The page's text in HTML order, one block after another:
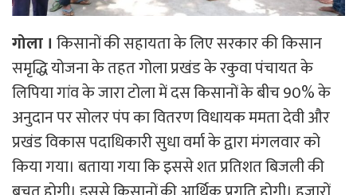
गोला । किसानों की सहायता के लिए सरकार की किसान
समृद्धि योजना के तहत गोला प्रखंड के रकुवा पंचायत के
लिपिया गांव के जारा टोला में दस किसानों के बीच 90% के
अनुदान पर सोलर पंप का वितरण विधायक ममता देवी और
प्रखंड विकास पदाधिकारी सुधा वर्मा के द्वारा मंगलवार को
किया गया। बताया गया कि इससे शत प्रतिशत बिजली की